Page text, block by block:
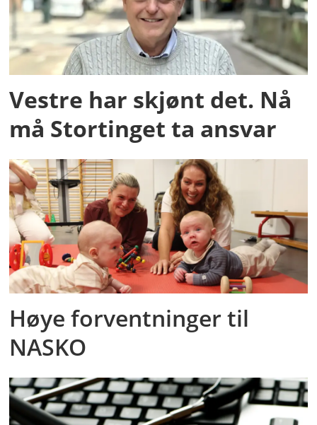
Vestre har skjønt det. Nå
må Stortinget ta ansvar
Høye forventninger til
NASKO